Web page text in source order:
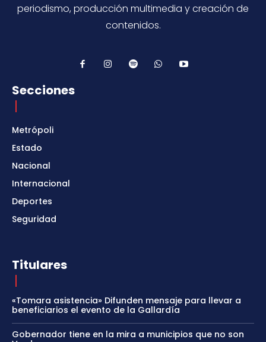
periodismo, producción multimedia y creación de
contenidos.
Secciones
Metrópoli
Estado
Nacional
Internacional
Deportes
Seguridad
Titulares
«Tomara asistencia» Difunden mensaje para llevar a
beneficiarios el evento de la Gallardía
Gobernador tiene en la mira a municipios que no son